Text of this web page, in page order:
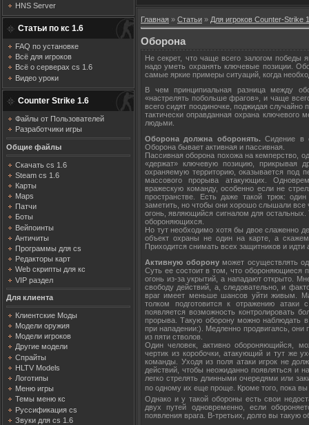
HNS Server
Статьи по кс 1.6
FAQ по установке
Всё для игроков
Всё о серверах cs 1.6
Видео уроки
Counter Strike 1.6
Файлы от Пользователей
Разработчики игры
Общие файлы
Скачать cs 1.6
Steam cs 1.6
Карты
Maps
Патчи
Боты
Вейпоинты
Античиты
Программы для cs
Редакторы карт
Web скрипты для кс
VIP раздел
Для клиента
Клиентские Моды
Модели оружия
Модели игроков
Другие модели
Спрайты
HLTV Models
Логотипы
Меню игры
Темы меню кс
Руссификация cs
Звуки для cs 1.6
Главная » Статьи » Для игроков Counter-Strike
Оборона
Не секрет, что чаще всего залогом победы
надо уметь охранять ключевые позиции.
самые яркие примеры ситуаций, когда
В чем принципиальная разница между
«настрелять побольше фрагов», и чаще
всего сидят поодиночке, поджидая
тактически оправданная охрана
людьми.
Оборона должна оборонять.Сидение в
Оборона бывает активная и пассивная.
Пассивная оборона похожа на кемперство,
«держат» ключевую позицию, прикрывая
охраняемую территорию, оказывается под
массового прорыва атакующих.
вражескую команду, особенно если не
пространстве. Есть даже такой трюк:
заметить, но чтобы они хорошо слышали все
огонь, являющийся сигналом для
обороняющихся.
Но тут необходимо хотя бы двое слаженно
объект охраны не один на карте, а
Приходится снимать всех защитников и идти
Активную оборонуможет осуществлять
Суть ее состоит в том, что обороняющиеся
огонь из-за укрытий, а нападают открыто.
свободу действий, а, следовательно, и
враг имеет меньше шансов уйти живым.
толком подготовится к отражению атаки
появляется возможность контролировать
прорыва. Такую оборону можно наблюдать
при нападении:). Медленно продвигаясь, они
из пяти стволов.
Один человек, активно обороняющийся,
чертик из коробочки, атакующий и тут же
команды. Уходя из поля атаки игрок не
действий, чтобы неожиданно появляться и
легко стрелять длинными очередями или
по одному их еще проще. Кроме того, пока
Однако и у такой обороны есть свои
двух путей одновременно, если
появления врага. В-третьих, долго вы такую